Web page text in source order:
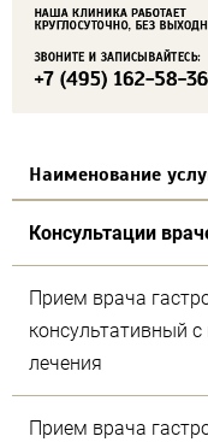
Наименование
Консультации
Прием врача
консультативный
лечения
Прием врача